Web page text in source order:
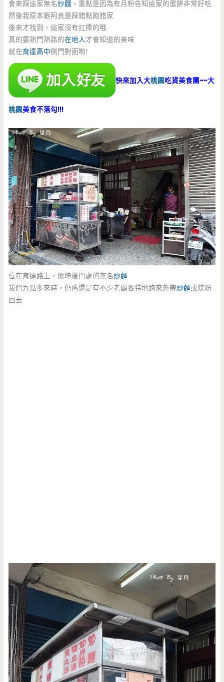
會來踩這家無名炒麵 ，重點是因為有月粉告知這家的蛋餅非常好吃
然後我原本跟阿良是踩錯點跑錯家
後來才找到，這家沒有扛捧的哦
真的要熟門熟路的在地人才會知道的美味
就在育達高中側門對面喲!
快來加入大桃園吃貨美食團~~大
桃園美食不落勾!!!
位在育達路上，燦坤後門處的無名炒麵
我們九點多來時，仍舊還是有不少老顧客特地跑來外帶炒麵或炊粉
回去